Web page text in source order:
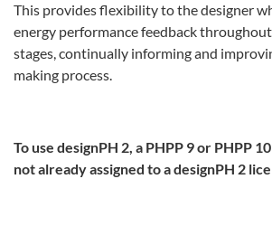
This provides flexibility to the designer
energy performance feedback
stages, continually informing and
making process.
To use designPH 2, a PHPP 9 or PHPP
not already assigned to a designPH 2